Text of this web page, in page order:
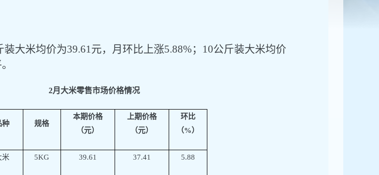
装大米均价为39.61元， 月环比上涨5.88%； 10公斤装大米均价
。
2月 大米零售市场价格情况
种 规格
本期价格
（元）
上期价格
（元）
环比
（%）
米 5KG 39.61 37.41 5.88